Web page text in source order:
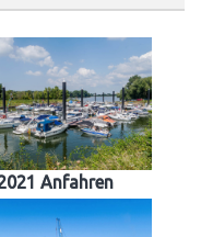
Anfahren